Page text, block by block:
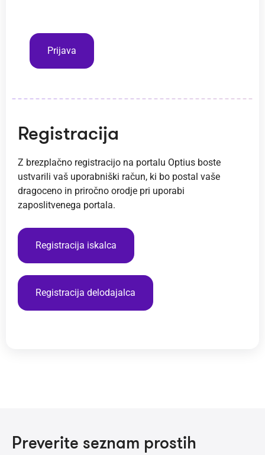
Prijava
Registracija
Z brezplačno registracijo na portalu Optius boste
ustvarili vaš uporabniški račun, ki bo postal vaše
dragoceno in priročno orodje pri uporabi
zaposlitvenega portala.
Registracija iskalca
Registracija delodajalca
Preverite seznam prostih